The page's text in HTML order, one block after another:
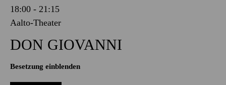
18:00 - 21:15
Aalto-Theater
DON GIO­VANNI
Besetzung einblenden